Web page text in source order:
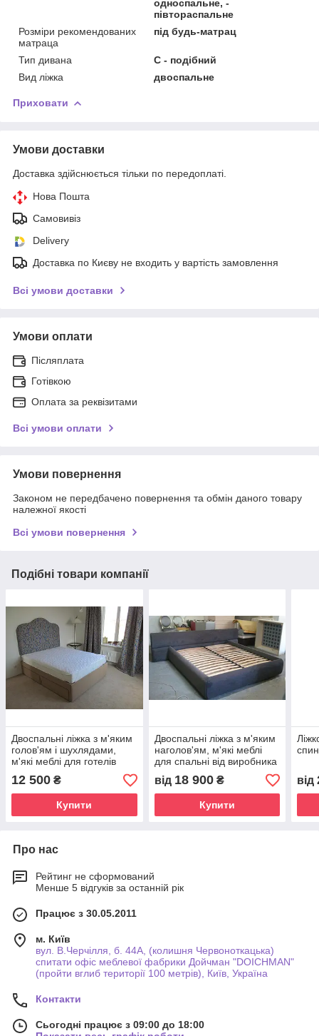
односпальне, -
півтораспальне
Розміри рекомендованих
матраца
під будь-матрац
Тип дивана
С - подібний
Вид ліжка
двоспальне
Приховати
Умови доставки
Доставка здійснюється тільки по передоплаті.
Нова Пошта
Самовивіз
Delivery
Доставка по Києву не входить у вартість замовлення
Всі умови доставки
Умови оплати
Післяплата
Готівкою
Оплата за реквізитами
Всі умови оплати
Умови повернення
Законом не передбачено повернення та обмін даного товару
належної якості
Всі умови повернення
Подібні товари компанії
Двоспальні ліжка з м'яким
голов'ям і шухлядами,
м'які меблі для готелів
купити в Україні
12 500 ₴
Купити
Двоспальні ліжка з м'яким
наголов'ям, м'які меблі
для спальні від виробника
купити Україна
від 18 900₴
Купити
від
Про нас
Рейтинг не сформований
Менше 5 відгуків за останній рік
Працює з 30.05.2011
м. Київ
вул. В.Черчілля, б. 44А, (колишня Червоноткацька)
спитати офіс меблевої фабрики Дойчман "DOICHMAN"
(пройти вглиб території 100 метрів), Київ, Україна
Контакти
Сьогодні працює з 09:00 до 18:00